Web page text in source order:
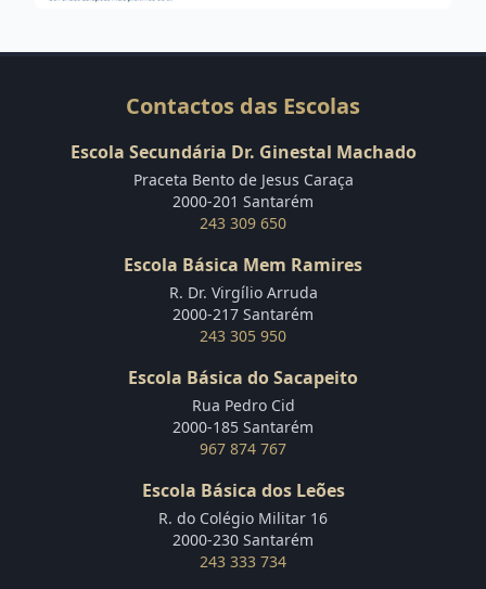
Contactos das Escolas
Escola Secundária Dr. Ginestal Machado
Praceta Bento de Jesus Caraça
2000-201 Santarém
243 309 650
Escola Básica Mem Ramires
R. Dr. Virgílio Arruda
2000-217 Santarém
243 305 950
Escola Básica do Sacapeito
Rua Pedro Cid
2000-185 Santarém
967 874 767
Escola Básica dos Leões
R. do Colégio Militar 16
2000-230 Santarém
243 333 734